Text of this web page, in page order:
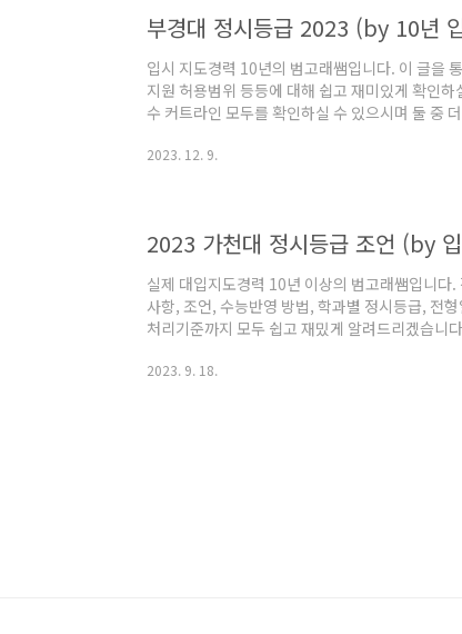
부경대 정시등급 2023 (by 10년
입시 지도경력 10년의 범고래쌤입니다. 이 글을
지원 허용범위 등등에 대해 쉽고 재미있게 확인
수 커트라인 모두를 확인하실 수 있으시며 둘 중
을 위한 다양한 정보들을 더 많이 쌓으실 수 있습
2023. 12. 9.
2023 가천대 정시등급 조언 (by
실제 대입지도경력 10년 이상의 범고래쌤입니
사항, 조언, 수능반영 방법, 학과별 정시등급, 전
처리기준까지 모두 쉽고 재밌게 알려드리겠습니
도에 입학할 학생을 기준으로 가천대 정시의 경
2023. 9. 18.